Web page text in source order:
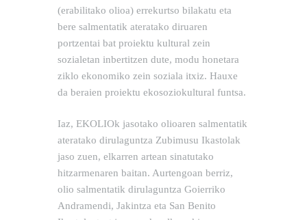
(erabilitako olioa) errekurtso bilakatu eta
bere salmentatik ateratako diruaren
portzentai bat proiektu kultural zein
sozialetan inbertitzen dute, modu honetara
ziklo ekonomiko zein soziala itxiz. Hauxe
da beraien proiektu ekosoziokultural funtsa.
Iaz, EKOLIOk jasotako olioaren salmentatik
ateratako dirulaguntza Zubimusu Ikastolak
jaso zuen, elkarren artean sinatutako
hitzarmenaren baitan. Aurtengoan berriz,
olio salmentatik dirulaguntza Goierriko
Andramendi, Jakintza eta San Benito